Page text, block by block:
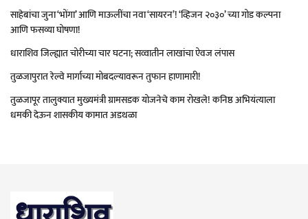
साहेबांचा जुना ‘भोंगा’ आणि माऊलींचा नवा ‘सायरन’! ‘व्हिजन २०३०’ च्या गोड कल्पना
आणि फसव्या घोषणा!
धाराशिव जिल्ह्यात चोरीच्या चार घटना; सव्वातीन लाखांचा ऐवज लंपास
तुळजापुरात रेल्वे मार्गाच्या मोबदल्यावरून तुफान हाणामारी!
तुळजापूर तालुक्यात मुख्यमंत्री ग्रामसडक योजनेचे काम रोखले! कनिष्ठ अभियंत्याला
धमकी देऊन शासकीय कामात अडथळा